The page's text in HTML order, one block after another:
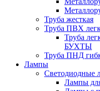
Труба жесткая
Труба ПВХ
Труба
БУХТЫ
Труба ПНД
Лампы
Светодиодные
Лампы